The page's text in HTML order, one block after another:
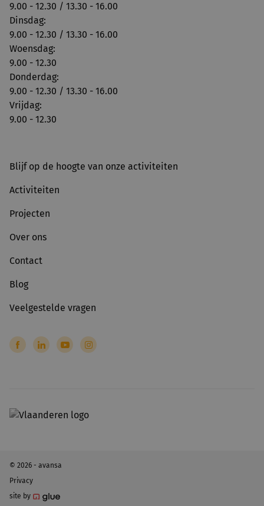
9.00 - 12.30 / 13.30 - 16.00
Dinsdag:
9.00 - 12.30 / 13.30 - 16.00
Woensdag:
9.00 - 12.30
Donderdag:
9.00 - 12.30 / 13.30 - 16.00
Vrijdag:
9.00 - 12.30
Blijf op de hoogte van onze activiteiten
Activiteiten
Projecten
Over ons
Contact
Blog
Veelgestelde vragen
© 2026 - avansa
Privacy
site by